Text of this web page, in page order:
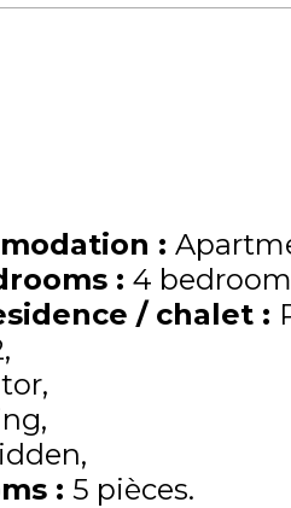
:
: 4
/ chalet :
: 5 pièces